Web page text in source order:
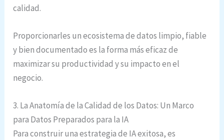
calidad.
Proporcionarles un ecosistema de datos limpio, fiable
y bien documentado es la forma más eficaz de
maximizar su productividad y su impacto en el
negocio.
3. La Anatomía de la Calidad de los Datos: Un Marco
para Datos Preparados para la IA
Para construir una estrategia de IA exitosa, es